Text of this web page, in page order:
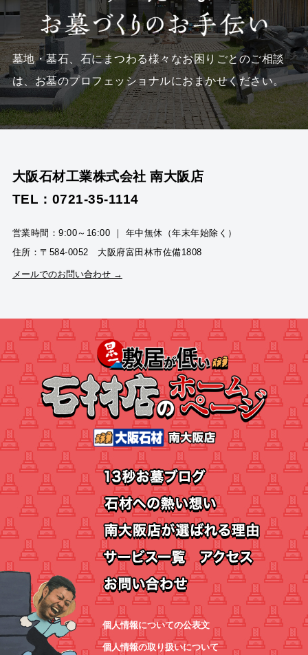
墓地・墓石、石にまつわる様々なお困りごとのご相談
は、お墓のプロフェッショナルにおまかせください。
大阪石材工業株式会社 南大阪店
TEL：0721-35-1114
営業時間：9:00～16:00 ｜ 年中無休（年末年始除く）
住所：〒584-0052 大阪府富田林市佐備1808
メールでのお問い合わせ →
個人情報についての公表文
個人情報の取り扱いについて